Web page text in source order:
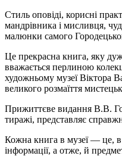
Стиль оповіді, корисні
мандрівника і мисливця,
малюнки самого
Це прекрасна книга, яку
вважається перлиною
художньому музеї Віктора
великого розмаїття
Прижиттєве видання В.В.
тиражі, представляє
Кожна книга в музеї — це, в
інформації, а отже, й